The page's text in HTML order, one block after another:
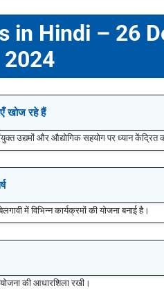
in Hindi – 26
2024
खोज रहे हैं
उद्यमों और औद्योगिक सहयोग पर ध्यान केंद्रित
में विभिन्न कार्यक्रमों की योजना बनाई है।
की आधारशिला रखी।